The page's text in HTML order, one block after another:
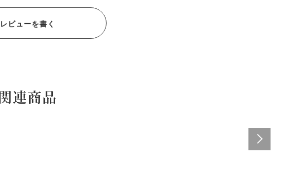
レビューを書く
関連商品